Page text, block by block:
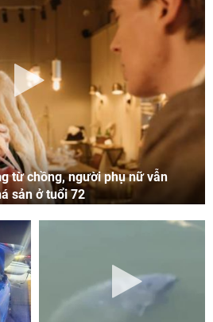
từ chồng, người phụ nữ vẫn
sản ở tuổi 72